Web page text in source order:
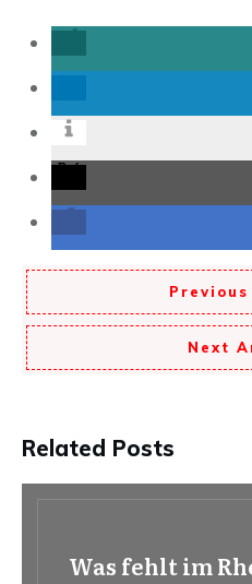
Next
Related Posts
Was fehlt im